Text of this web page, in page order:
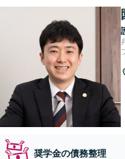
奨学金の債務整理